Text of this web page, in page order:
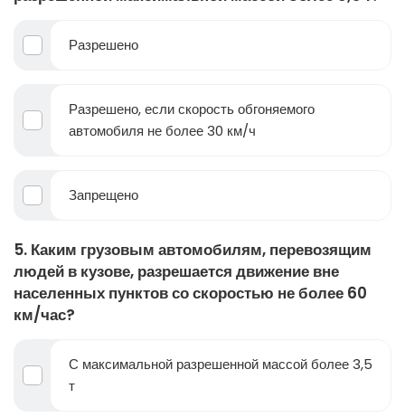
Разрешено
Разрешено, если скорость обгоняемого
автомобиля не более 30 км/ч
Запрещено
5. Каким грузовым автомобилям, перевозящим
людей в кузове, разрешается движение вне
населенных пунктов со скоростью не более 60
км/час?
С максимальной разрешенной массой более 3,5
т